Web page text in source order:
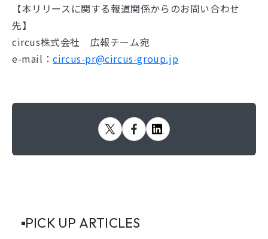
【本リリースに関する報道関係からのお問い合わせ
先】
circus株式会社 広報チーム宛
e-mail：circus-pr@circus-group.jp
PICK UP ARTICLES